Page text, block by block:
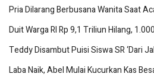
Pria Dilarang Berbusana Wanita Saat
Duit Warga RI Rp 9,1 Triliun Hilang,
Teddy Disambut Puisi Siswa SR ‘Dari
Laba Naik, Abel Mulai Kucurkan Kas